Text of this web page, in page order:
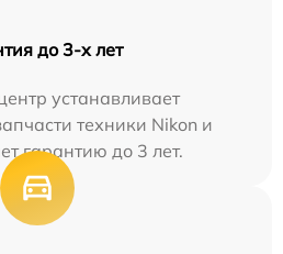
до 3-х лет
устанавливает
техники Nikon и
гарантию до 3 лет.